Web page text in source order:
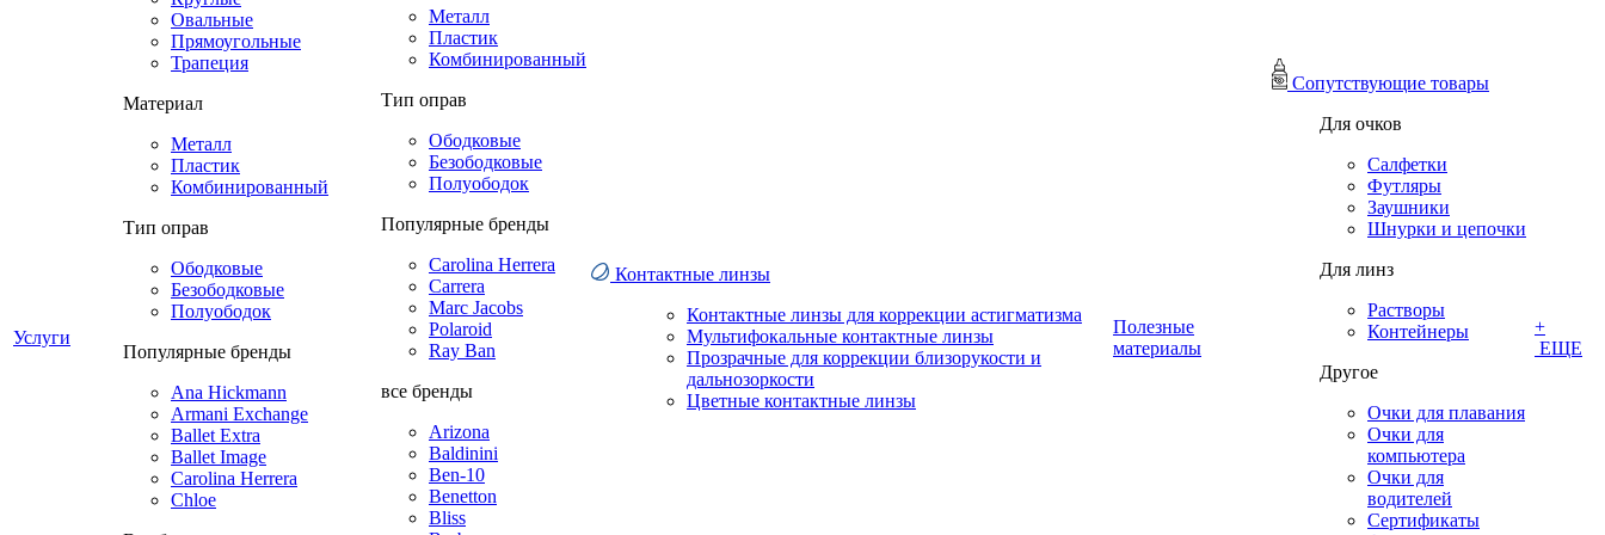
Услуги
Овальные
Прямоугольные
Трапеция
Материал
Металл
Пластик
Комбинированный
Тип оправ
Ободковые
Безободковые
Полуободок
Популярные бренды
Ana Hickmann
Armani Exchange
Ballet Extra
Ballet Image
Carolina Herrera
Chloe
Металл
Пластик
Комбинированный
Тип оправ
Ободковые
Безободковые
Полуободок
Популярные бренды
Carolina Herrera
Carrera
Marc Jacobs
Polaroid
Ray Ban
все бренды
Arizona
Baldinini
Ben-10
Benetton
Bliss
Контактные линзы
Контактные линзы для коррекции астигматизма
Мультифокальные контактные линзы
Прозрачные для коррекции близорукости и
дальнозоркости
Цветные контактные линзы
Полезные
материалы
Сопутствующие товары
Для очков
Салфетки
Футляры
Заушники
Шнурки и цепочки
Для линз
Растворы
Контейнеры
Другое
Очки для плавания
Очки для
компьютера
Очки для
водителей
Сертификаты
+
ЕЩЕ